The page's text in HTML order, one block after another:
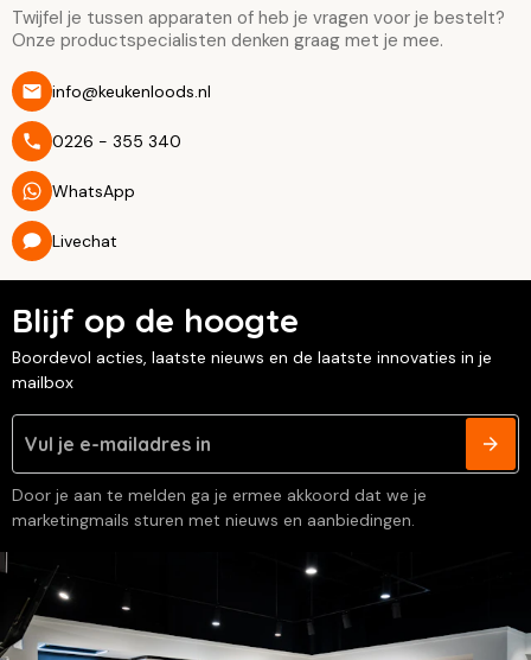
Twijfel je tussen apparaten of heb je vragen voor je bestelt?
Onze productspecialisten denken graag met je mee.
info@keukenloods.nl
0226 - 355 340
WhatsApp
Livechat
Blijf op de hoogte
Boordevol acties, laatste nieuws en de laatste innovaties in je
mailbox
Door je aan te melden ga je ermee akkoord dat we je
marketingmails sturen met nieuws en aanbiedingen.